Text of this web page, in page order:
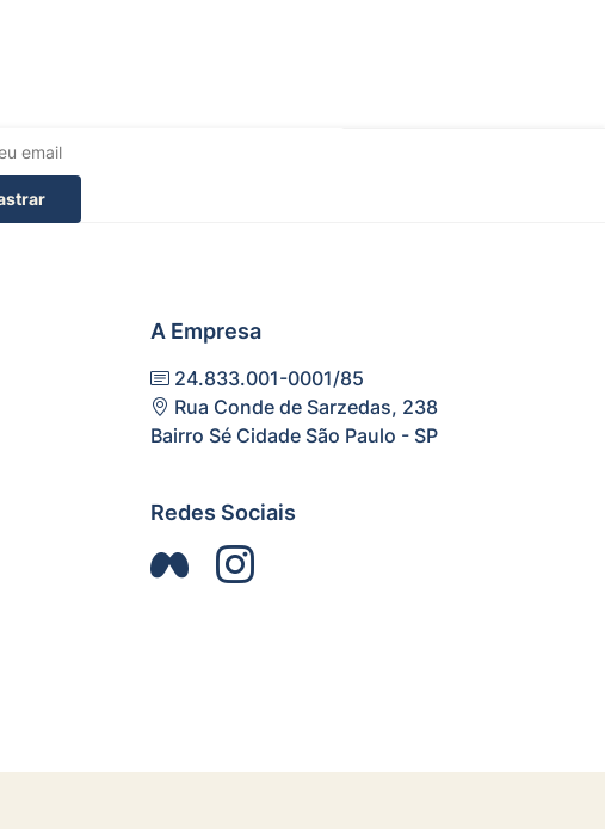
A Empresa
24.833.001-0001/85
Rua Conde de Sarzedas, 238
Bairro Sé Cidade São Paulo - SP
Redes Sociais